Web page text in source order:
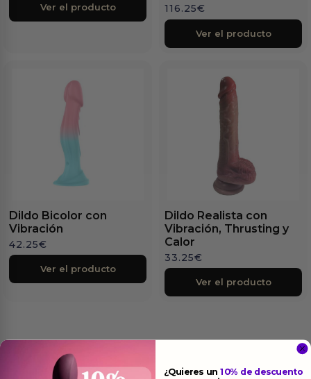
Ver el producto 116.25€
Ver el producto
Dildo Bicolor con
Vibración
42.25€
Ver el producto
Dildo Realista con
Vibración, Thrusting y
Calor
33.25€
Ver el producto
¿Quieres un10% de descuento